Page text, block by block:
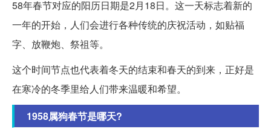
58年春节对应的阳历日期是2月18日。这一天标志着新的
一年的开始，人们会进行各种传统的庆祝活动，如贴福
字、放鞭炮、祭祖等。
这个时间节点也代表着冬天的结束和春天的到来，正好是
在寒冷的冬季里给人们带来温暖和希望。
1958属狗春节是哪天?